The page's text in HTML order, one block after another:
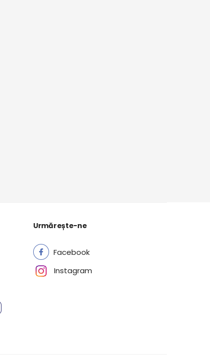
Urmărește-ne
Facebook
Instagram